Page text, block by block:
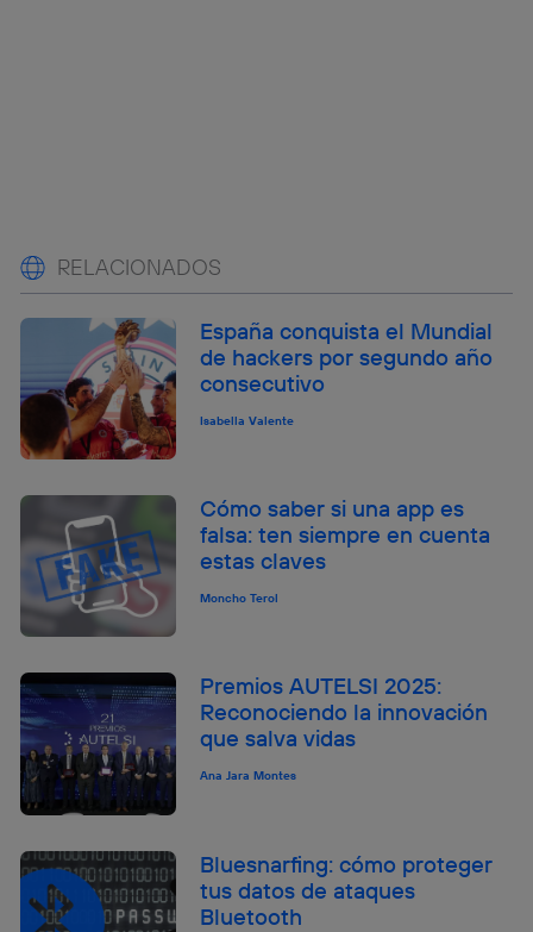
RELACIONADOS
España conquista el Mundial
de hackers por segundo año
consecutivo
Isabella Valente
Cómo saber si una app es
falsa: ten siempre en cuenta
estas claves
Moncho Terol
Premios AUTELSI 2025:
Reconociendo la innovación
que salva vidas
Ana Jara Montes
Bluesnarfing: cómo proteger
tus datos de ataques
Bluetooth